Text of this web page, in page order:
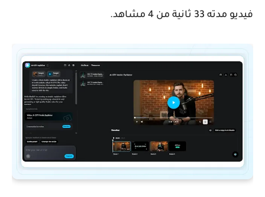
فيديو مدته 33 ثانية من 4 مشاهد.